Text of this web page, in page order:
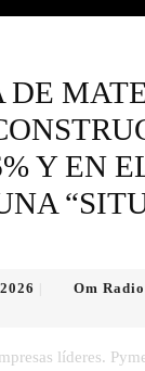
DE
Y EN
Om Radio
líderes.